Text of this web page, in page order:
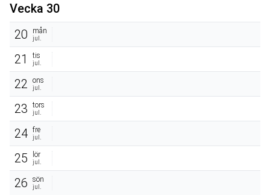
Vecka 30
20
mån
jul.
21 tis
jul.
22 ons
jul.
23 tors
jul.
24 fre
jul.
25 lör
jul.
26 sön
jul.